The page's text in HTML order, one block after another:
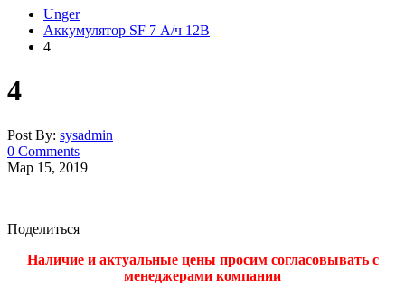
Unger
Аккумулятор SF 7 А/ч 12В
4
4
Post By: sysadmin
0 Comments
Мар 15, 2019
Поделиться
Наличие и актуальные цены просим согласовывать с
менеджерами компании